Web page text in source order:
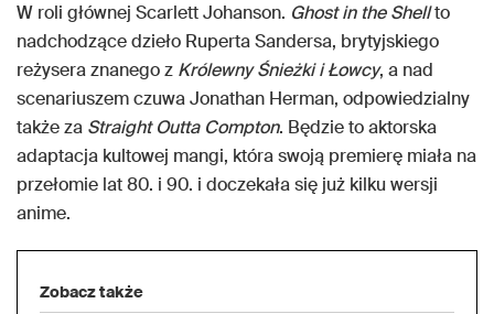
W roli głównej Scarlett Johanson. Ghost in the Shellto
nadchodzące dzieło Ruperta Sandersa, brytyjskiego
reżysera znanego z Królewny Śnieżki i Łowcy, a nad
scenariuszem czuwa Jonathan Herman, odpowiedzialny
także za Straight Outta Compton. Będzie to aktorska
adaptacja kultowej mangi, która swoją premierę miała na
przełomie lat 80. i 90. i doczekała się już kilku wersji
anime.
Zobacz także